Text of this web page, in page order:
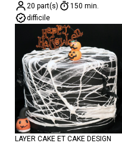
20 part(s)
150 min.
difficile
LAYER CAKE ET CAKE DESIGN